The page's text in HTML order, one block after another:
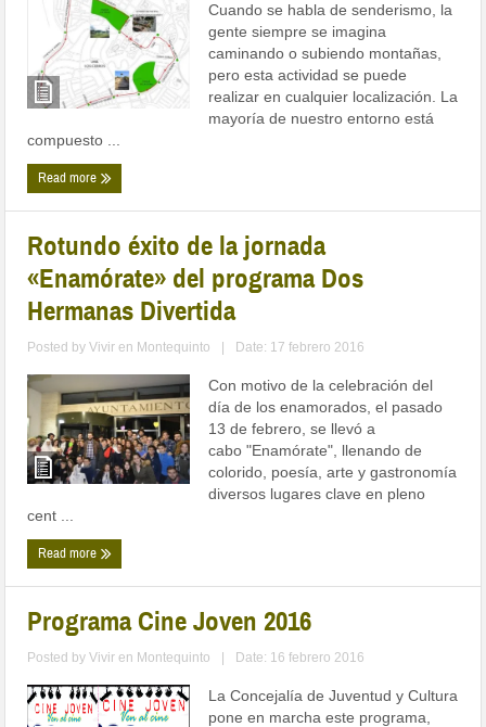
Cuando se habla de senderismo, la
gente siempre se imagina
caminando o subiendo montañas,
pero esta actividad se puede
realizar en cualquier localización. La
mayoría de nuestro entorno está
compuesto ...
Read more
Rotundo éxito de la jornada
«Enamórate» del programa Dos
Hermanas Divertida
Posted byVivir en Montequinto Date: 17 febrero 2016
Con motivo de la celebración del
día de los enamorados, el pasado
13 de febrero, se llevó a
cabo "Enamórate", llenando de
colorido, poesía, arte y gastronomía
diversos lugares clave en pleno
cent ...
Read more
Programa Cine Joven 2016
Posted byVivir en Montequinto Date: 16 febrero 2016
La Concejalía de Juventud y Cultura
pone en marcha este programa,